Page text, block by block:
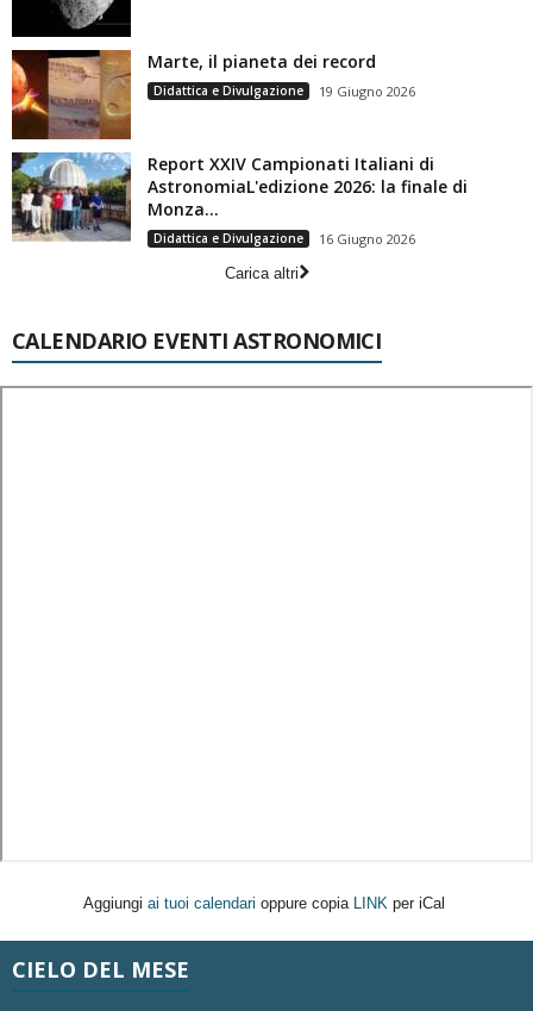
Marte, il pianeta dei record
Didattica e Divulgazione 19 Giugno 2026
Report XXIV Campionati Italiani di
AstronomiaL'edizione 2026: la finale di
Monza...
Didattica e Divulgazione
16 Giugno 2026
Carica altri
CALENDARIO EVENTI ASTRONOMICI
Aggiungi ai tuoi calendari oppure copia LINK per iCal
CIELO DEL MESE